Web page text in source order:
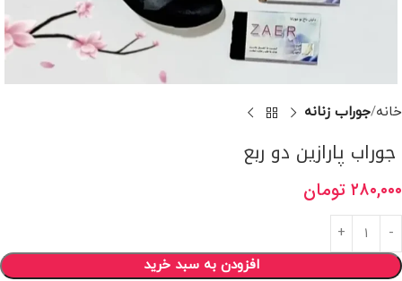
خانه جوراب زنانه
جوراب پارازین دو ربع
۲۸۰,۰۰۰ تومان
افزودن به سبد خرید